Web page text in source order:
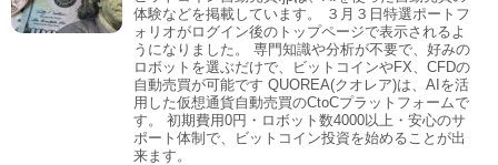
体験などを掲載しています。 ３月３日特選ポートフ
ォリオがログイン後のトップページで表示されるよ
うになりました。 専門知識や分析が不要で、好みの
ロボットを選ぶだけで、ビットコインやFX、CFDの
自動売買が可能です QUOREA(クオレア)は、AIを活
用した仮想通貨自動売買のCtoCプラットフォームで
す。 初期費用0円・ロボット数4000以上・安心のサ
ポート体制で、ビットコイン投資を始めることが出
来ます。